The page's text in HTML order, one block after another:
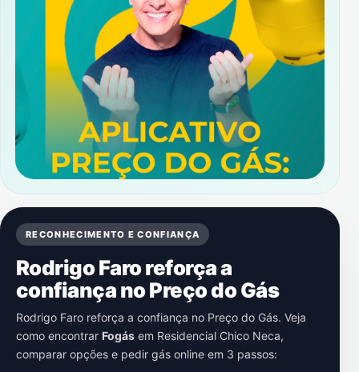
RECONHECIMENTO E CONFIANÇA
Rodrigo Faro reforça a
confiança no Preço do Gás
Rodrigo Faro reforça a confiança no Preço do Gás. Veja
como encontrar Fogás em Residencial Chico Neca,
comparar opções e pedir gás online em 3 passos: